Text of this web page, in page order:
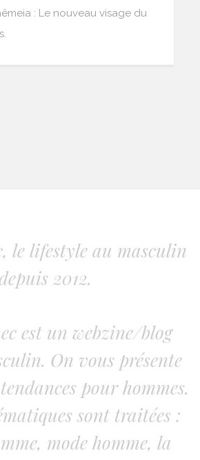
: Le nouveau visage du
le lifestyle au masculin
2012.
est un webzine/blog
On vous présente
pour hommes.
sont traitées :
mode homme, la